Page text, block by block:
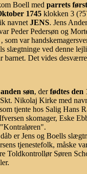
Boell med parrets
1745 klokken 3
navnet JENS. Jens
Peder Pedersøn og
som var
slægtninge ved denne
barnet. Det vides
søn, derfødtes den
Nikolaj Kirke med
tjente hos Salig Hans
skomager, Eske
er Jens og Boells
tjenestefolk, måske
Toldkontrollør Søren